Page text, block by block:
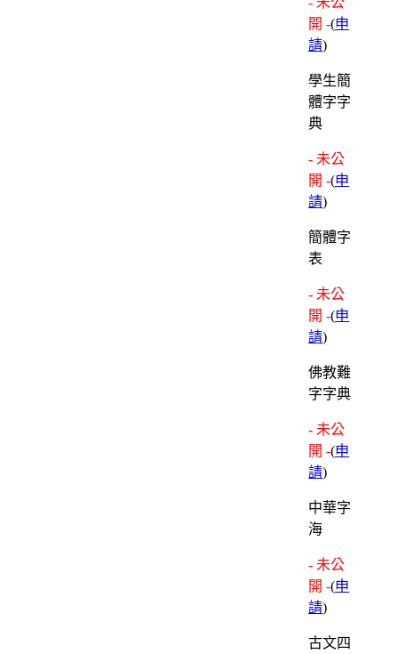
開 -(申
請)
學生簡
體字字
典
- 未公
開 -(申
請)
簡體字
表
- 未公
開 -(申
請)
佛教難
字字典
- 未公
開 -(申
請)
中華字
海
- 未公
開 -(申
請)
古文四